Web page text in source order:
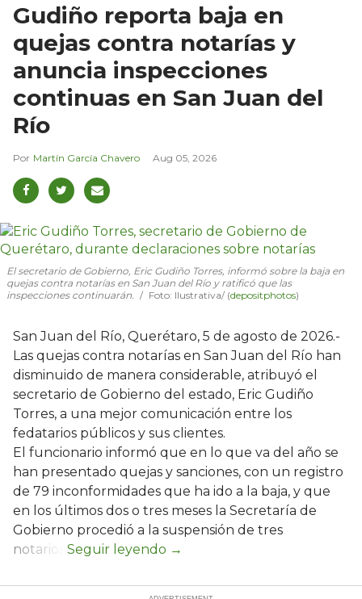
Gudiño reporta baja en
quejas contra notarías y
anuncia inspecciones
continuas en San Juan del
Río
Martín García Chavero Aug 05, 2026
El secretario de Gobierno, Eric Gudiño Torres, informó sobre la baja en
quejas contra notarías en San Juan del Río y ratificó que las
inspecciones continuarán.
Foto: Ilustrativa/ (depositphotos)
San Juan del Río, Querétaro, 5 de agosto de 2026.-
Las quejas contra notarías en San Juan del Río han
disminuido de manera considerable, atribuyó el
secretario de Gobierno del estado, Eric Gudiño
Torres, a una mejor comunicación entre los
fedatarios públicos y sus clientes.
El funcionario informó que en lo que va del año se
han presentado quejas y sanciones, con un registro
de 79 inconformidades que ha ido a la baja, y que
en los últimos dos o tres meses la Secretaría de
Gobierno procedió a la suspensión de tres
notarios.